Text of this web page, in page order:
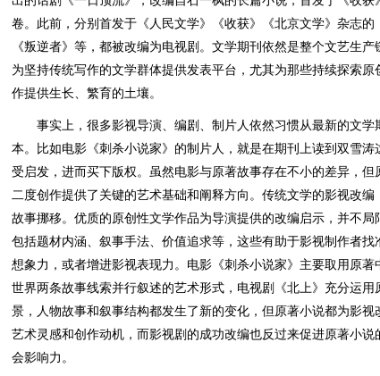
卷。此前，分别首发于《人民文学》《收获》《北京文学》杂志的
《叛逆者》等，都被改编为电视剧。文学期刊依然是整个文艺生产
为坚持传统写作的文学群体提供发表平台，尤其为那些持续探索原
作提供生长、繁育的土壤。
事实上，很多影视导演、编剧、制片人依然习惯从最新的文学
本。比如电影《刺杀小说家》的制片人，就是在期刊上读到双雪涛
受启发，进而买下版权。虽然电影与原著故事存在不小的差异，但
二度创作提供了关键的艺术基础和阐释方向。传统文学的影视改编
故事挪移。优质的原创性文学作品为导演提供的改编启示，并不局
包括题材内涵、叙事手法、价值追求等，这些有助于影视制作者找
想象力，或者增进影视表现力。电影《刺杀小说家》主要取用原著
世界两条故事线索并行叙述的艺术形式，电视剧《北上》充分运用
景，人物故事和叙事结构都发生了新的变化，但原著小说都为影视
艺术灵感和创作动机，而影视剧的成功改编也反过来促进原著小说
会影响力。